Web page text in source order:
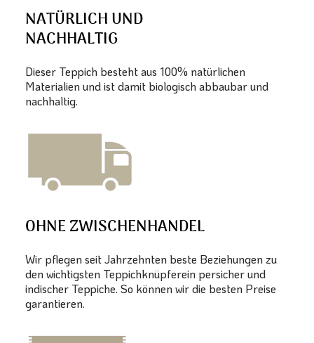
NATÜRLICH UND
NACHHALTIG
Dieser Teppich besteht aus 100% natürlichen
Materialien und ist damit biologisch abbaubar und
nachhaltig.
OHNE ZWISCHENHANDEL
Wir pflegen seit Jahrzehnten beste Beziehungen zu
den wichtigsten Teppichknüpferein persicher und
indischer Teppiche. So können wir die besten Preise
garantieren.